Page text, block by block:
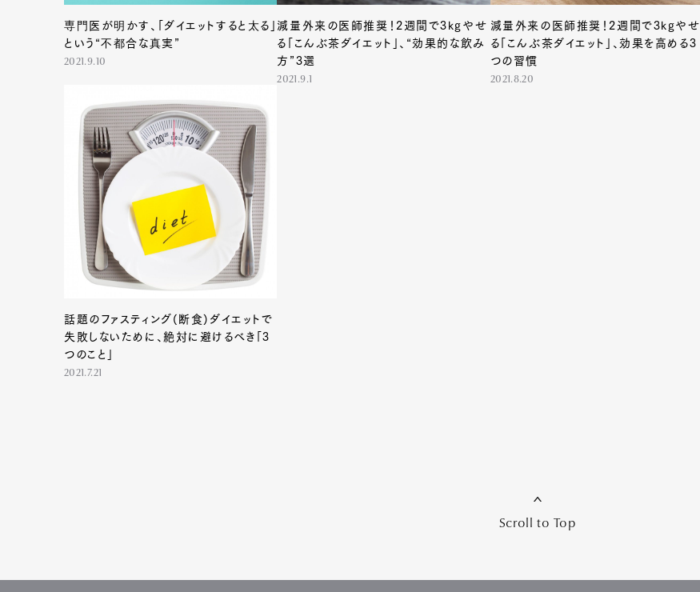
Pen Membership Magazine Official Columnist About
専門医が明かす、「ダイエットすると太る」
という“不都合な真実”
2021.9.10
減量外来の医師推奨！2週間で3kgやせ
る「こんぶ茶ダイエット」、“効果的な飲み
方”3選
2021.9.1
減量外来の医師推奨！2週間で3kgやせ
る「こんぶ茶ダイエット」、効果を高める3
つの習慣
2021.8.20
話題のファスティング(断食)ダイエットで
失敗しないために、絶対に避けるべき「3
つのこと」
2021.7.21
Scroll to Top